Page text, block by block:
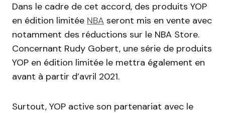
Dans le cadre de cet accord, des produits YOP
en édition limitée NBA seront mis en vente avec
notamment des réductions sur le NBA Store.
Concernant Rudy Gobert, une série de produits
YOP en édition limitée le mettra également en
avant à partir d’avril 2021.
Surtout, YOP active son partenariat avec le